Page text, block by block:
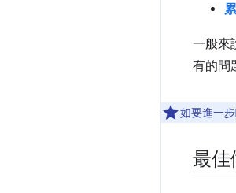
一般來
有的問
如要進一
最佳